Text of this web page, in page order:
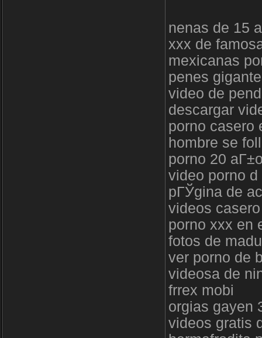
nenas de 15
xxx de
mexicanas
penes
video de
descargar
porno casero
hombre se
porno 20
video porno
pГЎgina de
videos
porno xxx en
fotos de
ver porno de
videosa de
frrex mobi
orgias gayen
videos gratis